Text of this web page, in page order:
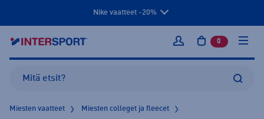
Nike vaatteet -20%
Kirjaudu sisään
0 tuotetta
Miesten vaatteet Miesten colleget ja fleecet